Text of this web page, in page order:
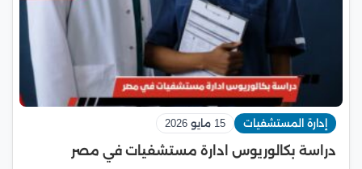
إدارة المستشفيات 15 مايو 2026
دراسة بكالوريوس ادارة مستشفيات في مصر